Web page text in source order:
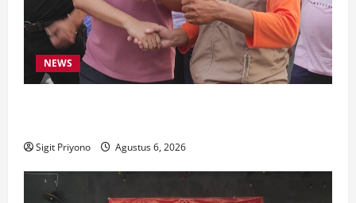
NEWS
Sigit Priyono Agustus 6, 2026